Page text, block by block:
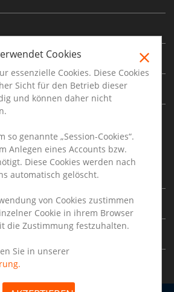
Cookies
essenzielle Cookies. Diese Cookies
Sicht für den Betrieb dieser
und können daher nicht
so genannte „Session-Cookies“.
Anlegen eines Accounts bzw.
Diese Cookies werden nach
automatisch gelöscht.
von Cookies zustimmen
Cookie in ihrem Browser
die Zustimmung festzuhalten.
Sie in unserer